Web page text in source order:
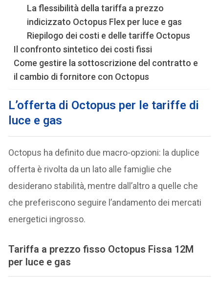
La flessibilità della tariffa a prezzo
indicizzato Octopus Flex per luce e gas
Riepilogo dei costi e delle tariffe Octopus
Il confronto sintetico dei costi fissi
Come gestire la sottoscrizione del contratto e
il cambio di fornitore con Octopus
L’offerta di Octopus per le tariffe di
luce e gas
Octopus ha definito due macro-opzioni: la duplice
offerta è rivolta da un lato alle famiglie che
desiderano stabilità, mentre dall’altro a quelle che
che preferiscono seguire l’andamento dei mercati
energetici ingrosso.
Tariffa a prezzo fisso Octopus Fissa 12M
per luce e gas